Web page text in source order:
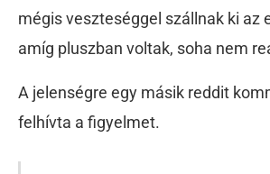
mégis veszteséggel szállnak ki az
amíg pluszban voltak, soha nem
A jelenségre egy másik reddit
felhívta a figyelmet.